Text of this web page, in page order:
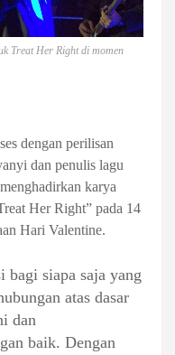
Treat Her Right di momen
dengan perilisan
dan penulis lagu
karya
Her Right” pada 14
Hari Valentine.
siapa saja yang
atas dasar
dan
baik. Dengan